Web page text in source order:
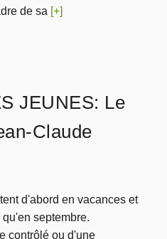
de sa [+]
JEUNES: Le
Claude
d'abord en vacances et
septembre.
contrôlé ou d'une